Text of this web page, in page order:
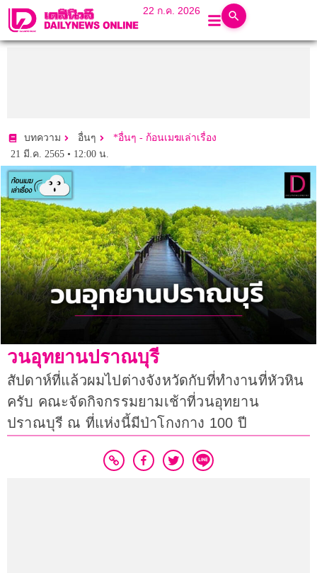
22 ก.ค. 2026
บทความ อื่นๆ
*อื่นๆ - ก้อนเมฆเล่าเรื่อง
21 มี.ค. 2565 • 12:00 น.
วนอุทยานปราณบุรี
สัปดาห์ที่แล้วผมไปต่างจังหวัดกับที่ทำงานที่หัวหิน
ครับ คณะจัดกิจกรรมยามเช้าที่วนอุทยาน
ปราณบุรี ณ ที่แห่งนี้มีป่าโกงกาง 100 ปี